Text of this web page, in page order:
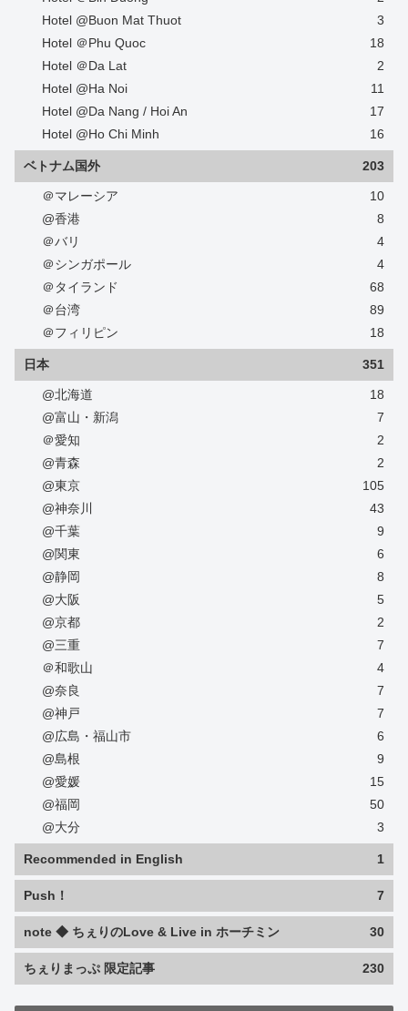
Hotel @Buon Mat Thuot
3
Hotel ＠Phu Quoc
18
Hotel ＠Da Lat
2
Hotel @Ha Noi
11
Hotel @Da Nang / Hoi An
17
Hotel @Ho Chi Minh
16
ベトナム国外 203
＠マレーシア
10
@香港
8
＠バリ
4
＠シンガポール
4
＠タイランド
68
＠台湾
89
＠フィリピン
18
日本 351
@北海道
18
@富山・新潟
7
＠愛知
2
@青森
2
@東京
105
@神奈川
43
@千葉
9
@関東
6
@静岡
8
@大阪
5
@京都
2
@三重
7
＠和歌山
4
@奈良
7
@神戸
7
@広島・福山市
6
@島根
9
@愛媛
15
@福岡
50
@大分
3
Recommended in English 1
Push！ 7
note ◆ ちぇりのLove & Live in ホーチミン 30
ちぇりまっぷ 限定記事 230